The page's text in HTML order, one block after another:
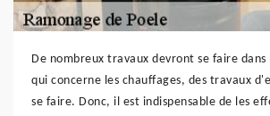
De nombreux travaux devront se faire dans
qui concerne les chauffages, des travaux
se faire. Donc, il est indispensable de les